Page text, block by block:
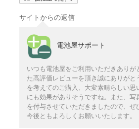
サイトからの返信
電池屋サポート
いつも電池屋をご利用いただきありが
た高評価レビューを頂き誠にありがと
を考えてのご購入、大変素晴らしい思
にも効果がありそうですね。また、写
を付与させていただきましたので、ぜ
今後ともよろしくお願いいたします。